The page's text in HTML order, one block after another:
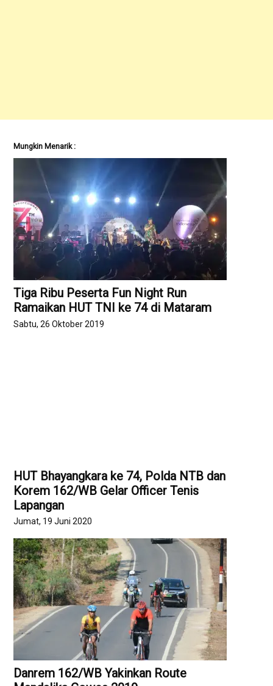
Mungkin Menarik :
Tiga Ribu Peserta Fun Night Run
Ramaikan HUT TNI ke 74 di Mataram
Sabtu, 26 Oktober 2019
HUT Bhayangkara ke 74, Polda NTB dan
Korem 162/WB Gelar Officer Tenis
Lapangan
Jumat, 19 Juni 2020
Danrem 162/WB Yakinkan Route